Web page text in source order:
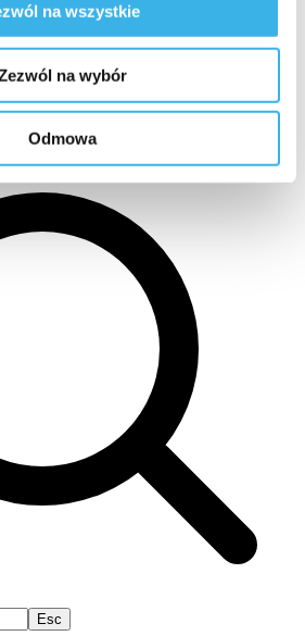
na wszystkie
na wybór
Odmowa
dotarciaNasze markiJak
studies
Przegląd oferty
Bootcamp
Esc